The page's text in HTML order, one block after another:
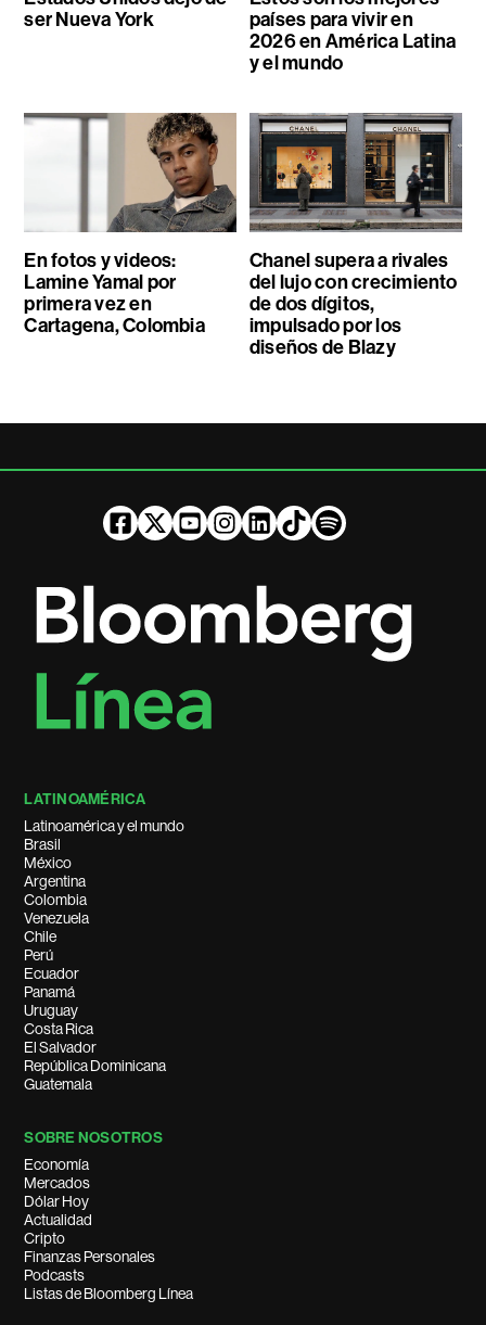
ser Nueva York
países para vivir en
2026 en América Latina
y el mundo
En fotos y videos:
Lamine Yamal por
primera vez en
Cartagena, Colombia
Chanel supera a rivales
del lujo con crecimiento
de dos dígitos,
impulsado por los
diseños de Blazy
LATINOAMÉRICA
Latinoamérica y el mundo
Brasil
México
Argentina
Colombia
Venezuela
Chile
Perú
Ecuador
Panamá
Uruguay
Costa Rica
El Salvador
República Dominicana
Guatemala
SOBRE NOSOTROS
Economía
Mercados
Dólar Hoy
Actualidad
Cripto
Finanzas Personales
Podcasts
Listas de Bloomberg Línea